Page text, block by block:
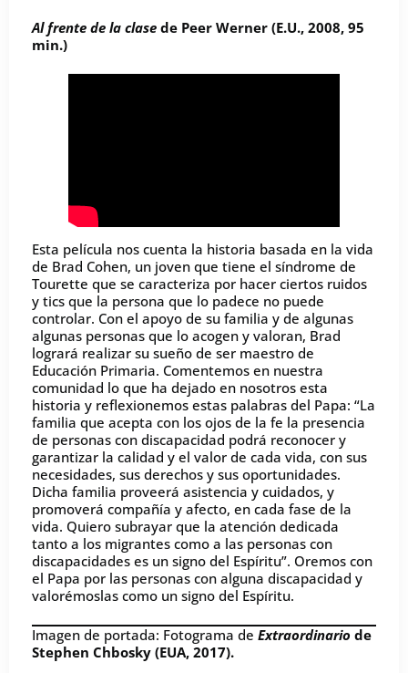
Al frente de la clase de Peer Werner (E.U., 2008, 95
min.)
Esta película nos cuenta la historia basada en la vida
de Brad Cohen, un joven que tiene el síndrome de
Tourette que se caracteriza por hacer ciertos ruidos
y tics que la persona que lo padece no puede
controlar. Con el apoyo de su familia y de algunas
algunas personas que lo acogen y valoran, Brad
logrará realizar su sueño de ser maestro de
Educación Primaria. Comentemos en nuestra
comunidad lo que ha dejado en nosotros esta
historia y reflexionemos estas palabras del Papa: “La
familia que acepta con los ojos de la fe la presencia
de personas con discapacidad podrá reconocer y
garantizar la calidad y el valor de cada vida, con sus
necesidades, sus derechos y sus oportunidades.
Dicha familia proveerá asistencia y cuidados, y
promoverá compañía y afecto, en cada fase de la
vida. Quiero subrayar que la atención dedicada
tanto a los migrantes como a las personas con
discapacidades es un signo del Espíritu”. Oremos con
el Papa por las personas con alguna discapacidad y
valorémoslas como un signo del Espíritu.
Imagen de portada: Fotograma de Extraordinario de
Stephen Chbosky (EUA, 2017).